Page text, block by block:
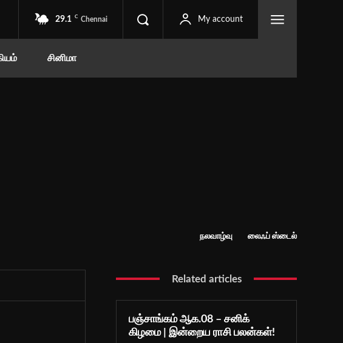
29.1 C Chennai My account
சினிமா
நலவாழ்வு லைஃப் ஸ்டைல்
Related articles
பஞ்சாங்கம் ஆக.08 – சனிக்
கிழமை | இன்றைய ராசி பலன்கள்!